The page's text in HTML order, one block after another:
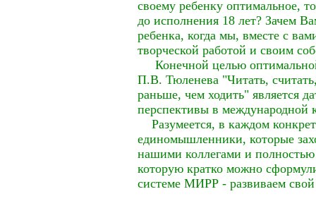
своему ребенку оптимальное,
до исполнения 18 лет? Зачем
ребенка, когда мы, вместе с
творческой работой и своим
Конечной целью
П.В. Тюленева "Читать,
раньше, чем ходить" является
перспективы в
Разумеется, в каждом
единомышленники, которые
нашими коллегами и полностью
которую кратко можно
системе МИРР - развиваем